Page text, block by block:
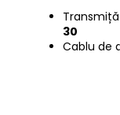
30
Cablu de